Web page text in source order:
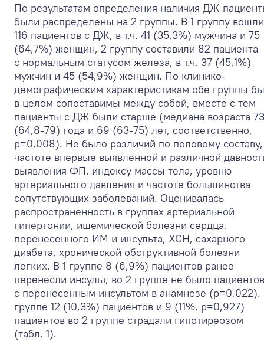
По результатам определения наличия ДЖ
были распределены на 2 группы. В 1 группу вошли
116 пациентов с ДЖ, в т.ч. 41 (35,3%) мужчина и 75
(64,7%) женщин, 2 группу составили 82 пациента
с нормальным статусом железа, в т.ч. 37 (45,1%)
мужчин и 45 (54,9%) женщин. По клинико-
демографическим характеристикам обе группы
в целом сопоставимы между собой, вместе с тем
пациенты с ДЖ были старше (медиана возраста 73
(64,8-79) года и 69 (63-75) лет, соответственно,
р=0,008). Не было различий по половому составу,
частоте впервые выявленной и различной
выявления ФП, индексу массы тела, уровню
артериального давления и частоте большинства
сопутствующих заболеваний. Оценивалась
распространенность в группах артериальной
гипертонии, ишемической болезни сердца,
перенесенного ИМ и инсульта, ХСН, сахарного
диабета, хронической обструктивной болезни
легких. В 1 группе 8 (6,9%) пациентов ранее
перенесли инсульт, во 2 группе не было пациентов
с перенесенным инсультом в анамнезе (р=0,022).
группе 12 (10,3%) пациентов и 9 (11%, р=0,927)
пациентов во 2 группе страдали гипотиреозом
(табл. 1).